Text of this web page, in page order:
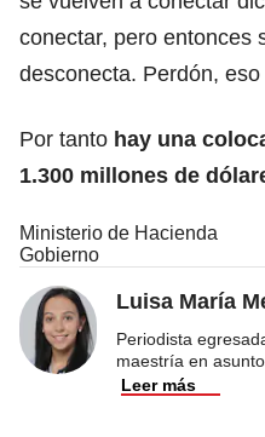
conectar, pero entonces
desconecta. Perdón,
Por tanto hay una
1.300 millones de
Ministerio de Hacienda
Gobierno
Luisa María
Periodista
maestría en
Leer más